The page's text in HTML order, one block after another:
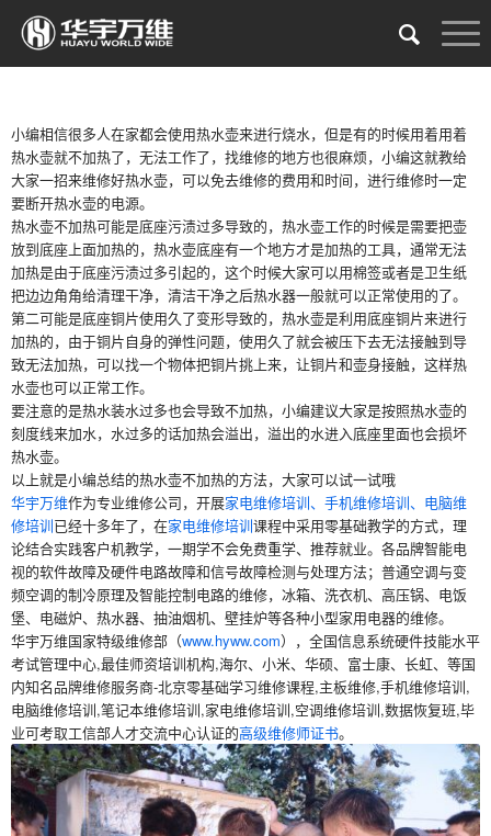
小编相信很多人在家都会使用热水壶来进行烧水，但是有的时候用着用着
热水壶就不加热了，无法工作了，找维修的地方也很麻烦，小编这就教给
大家一招来维修好热水壶，可以免去维修的费用和时间，进行维修时一定
要断开热水壶的电源。
热水壶不加热可能是底座污渍过多导致的，热水壶工作的时候是需要把壶
放到底座上面加热的，热水壶底座有一个地方才是加热的工具，通常无法
加热是由于底座污渍过多引起的，这个时候大家可以用棉签或者是卫生纸
把边边角角给清理干净，清洁干净之后热水器一般就可以正常使用的了。
第二可能是底座铜片使用久了变形导致的，热水壶是利用底座铜片来进行
加热的，由于铜片自身的弹性问题，使用久了就会被压下去无法接触到导
致无法加热，可以找一个物体把铜片挑上来，让铜片和壶身接触，这样热
水壶也可以正常工作。
要注意的是热水装水过多也会导致不加热，小编建议大家是按照热水壶的
刻度线来加水，水过多的话加热会溢出，溢出的水进入底座里面也会损坏
热水壶。
以上就是小编总结的热水壶不加热的方法，大家可以试一试哦
华宇万维作为专业维修公司，开展家电维修培训、手机维修培训、电脑维
修培训已经十多年了，在家电维修培训课程中采用零基础教学的方式，理
论结合实践客户机教学，一期学不会免费重学、推荐就业。各品牌智能电
视的软件故障及硬件电路故障和信号故障检测与处理方法；普通空调与变
频空调的制冷原理及智能控制电路的维修，冰箱、洗衣机、高压锅、电饭
堡、电磁炉、热水器、抽油烟机、壁挂炉等各种小型家用电器的维修。
华宇万维国家特级维修部（www.hyww.com），全国信息系统硬件技能水平
考试管理中心,最佳师资培训机构,海尔、小米、华硕、富士康、长虹、等国
内知名品牌维修服务商-北京零基础学习维修课程,主板维修,手机维修培训,
电脑维修培训,笔记本维修培训,家电维修培训,空调维修培训,数据恢复班,毕
业可考取工信部人才交流中心认证的高级维修师证书。